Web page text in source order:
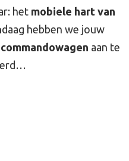
het mobiele hart van
hebben we jouw
aan te